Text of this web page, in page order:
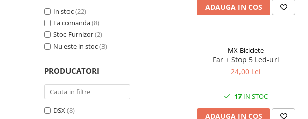
Vehicule Electrice
Piese vehicule electrice
Anvelope trotinete
Aripi trotinete
In stoc(22)
La comanda(8)
Stoc Furnizor(2)
Nu este in stoc(3)
PRODUCATORI
DSX(8)
ADAUGA IN COS
MX Biciclete
Far + Stop 5 Led-uri
24,00 Lei
17 IN STOC
ADAUGA IN COS